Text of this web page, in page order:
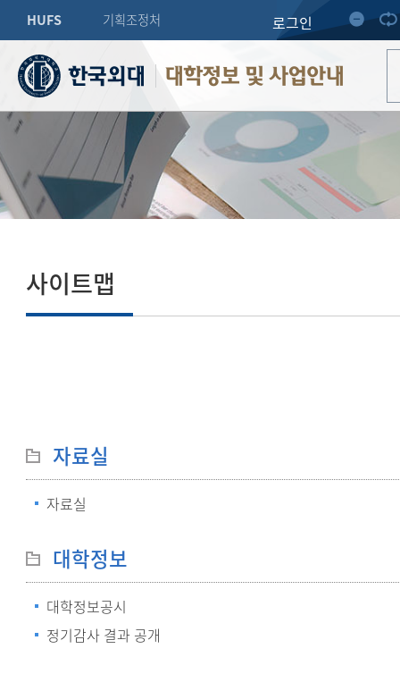
HUFS 기획조정처 로그인
대학정보 및 사업안내
사이트맵
자료실
자료실
대학정보
대학정보공시
정기감사 결과 공개